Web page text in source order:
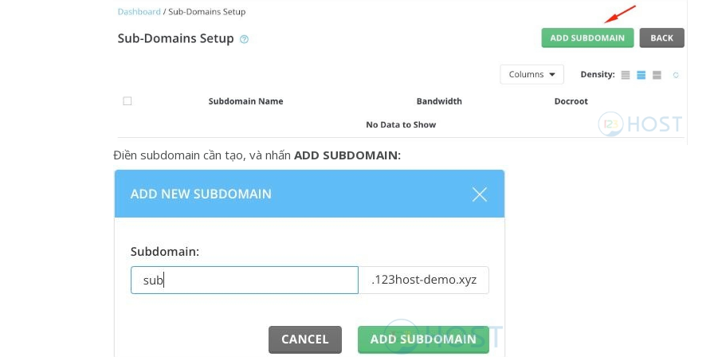
Điền subdomain cần tạo, và nhấn ADD SUBDOMAIN: